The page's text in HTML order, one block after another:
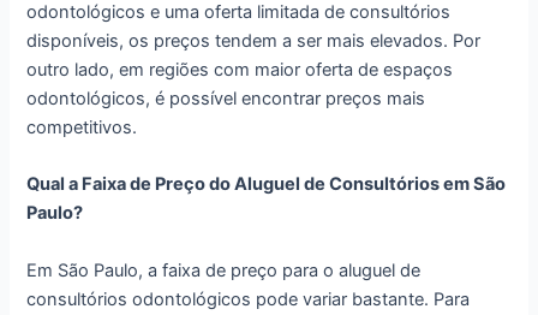
odontológicos e uma oferta limitada de consultórios
disponíveis, os preços tendem a ser mais elevados. Por
outro lado, em regiões com maior oferta de espaços
odontológicos, é possível encontrar preços mais
competitivos.
Qual a Faixa de Preço do Aluguel de Consultórios em São
Paulo?
Em São Paulo, a faixa de preço para o aluguel de
consultórios odontológicos pode variar bastante. Para